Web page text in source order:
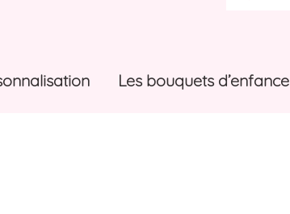
Les bouquets d’enfance